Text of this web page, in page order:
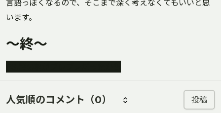
言語っぽくなるので、そこまで深く考えなくてもいいと思
います。
～終～
人気順のコメント （0） 投稿